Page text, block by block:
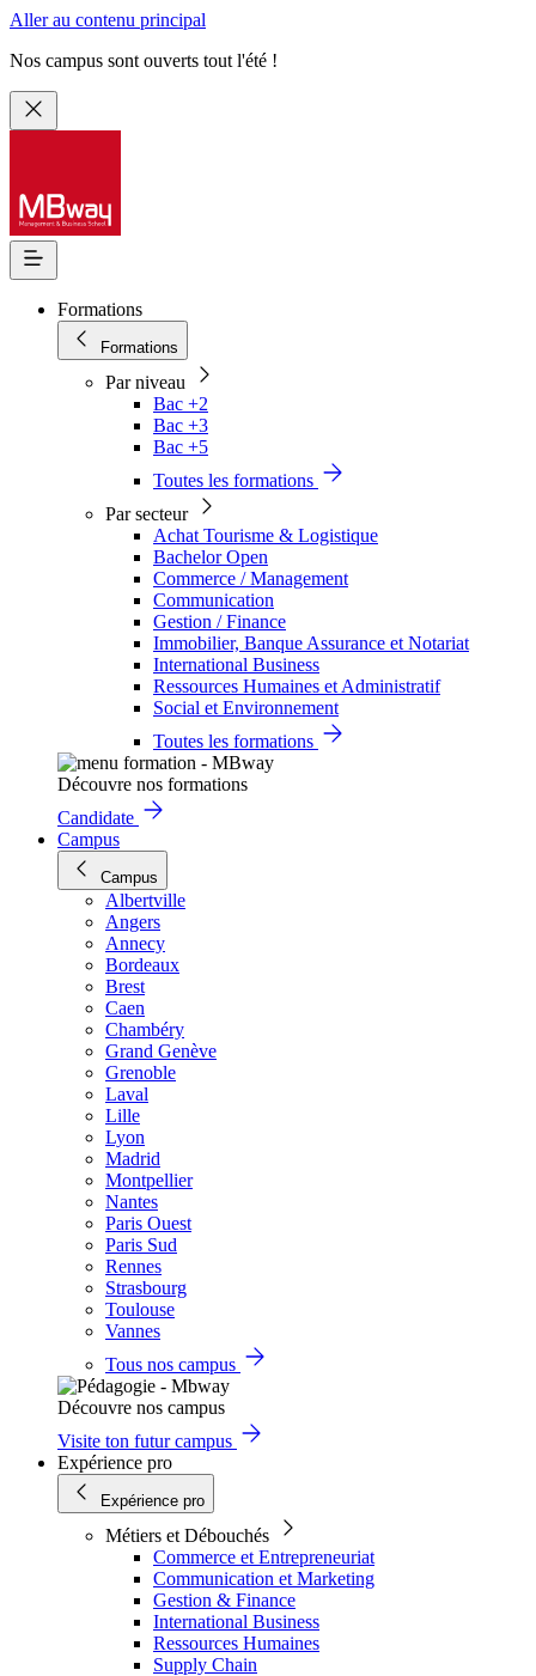
Aller au contenu principal
Nos campus sont ouverts tout l'été !
Formations
Formations
Par niveau
Bac +2
Bac +3
Bac +5
Toutes les formations
Par secteur
Achat Tourisme & Logistique
Bachelor Open
Commerce / Management
Communication
Gestion / Finance
Immobilier, Banque Assurance et Notariat
International Business
Ressources Humaines et Administratif
Social et Environnement
Toutes les formations
Découvre nos formations
Candidate
Campus
Campus
Albertville
Angers
Annecy
Bordeaux
Brest
Caen
Chambéry
Grand Genève
Grenoble
Laval
Lille
Lyon
Madrid
Montpellier
Nantes
Paris Ouest
Paris Sud
Rennes
Strasbourg
Toulouse
Vannes
Tous nos campus
Découvre nos campus
Visite ton futur campus
Expérience pro
Expérience pro
Métiers et Débouchés
Commerce et Entrepreneuriat
Communication et Marketing
Gestion & Finance
International Business
Ressources Humaines
Supply Chain